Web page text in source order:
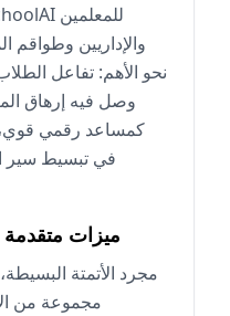
والإداريين وطواقم
نحو الأهم: تفاعل
وصل فيه إرهاق
في تبسيط سير
ميزات متقدمة
مجموعة من